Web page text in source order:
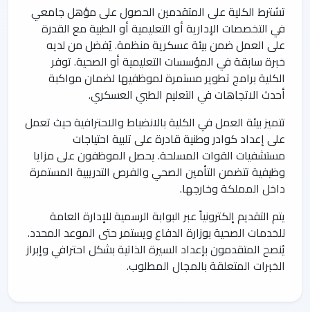
تشترط الكلية على المتقدمين الحصول على مؤهل جامعي
في التخصصات الإدارية أو التعليمية أو الطبية مع القدرة
على العمل ضمن بيئة عسكرية منظمة. يُفضل من لديه
خبرة سابقة في المؤسسات التعليمية أو الصحية. توفر
الكلية برامج تطوير مستمرة لموظفيها لضمان مواكبة
أحدث الاتجاهات في التعليم الطبي العسكري.
تتميز بيئة العمل في الكلية بالانضباط والاحترافية حيث تعمل
على إعداد كوادر وطنية قادرة على تلبية احتياجات
مستشفيات القوات المسلحة. يحصل الموظفون على مزايا
وظيفية تتضمن التأمين الصحي والفرص التدريبية المستمرة
داخل المملكة وخارجها.
يتم التقديم إلكترونياً عبر البوابة الرسمية للإدارة العامة
للخدمات الصحية بوزارة الدفاع ويستمر حتى الموعد المحدد.
يُنصح المتقدمون بإعداد السيرة الذاتية بشكل احترافي وإبراز
الخبرات المتعلقة بالمجال المطلوب.